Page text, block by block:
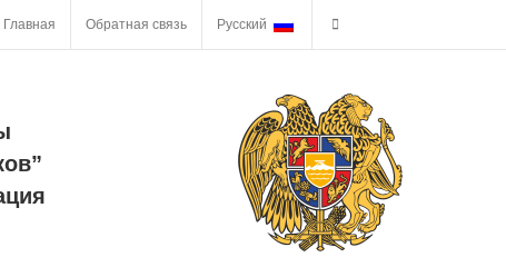
Главная Обратная связь Русский